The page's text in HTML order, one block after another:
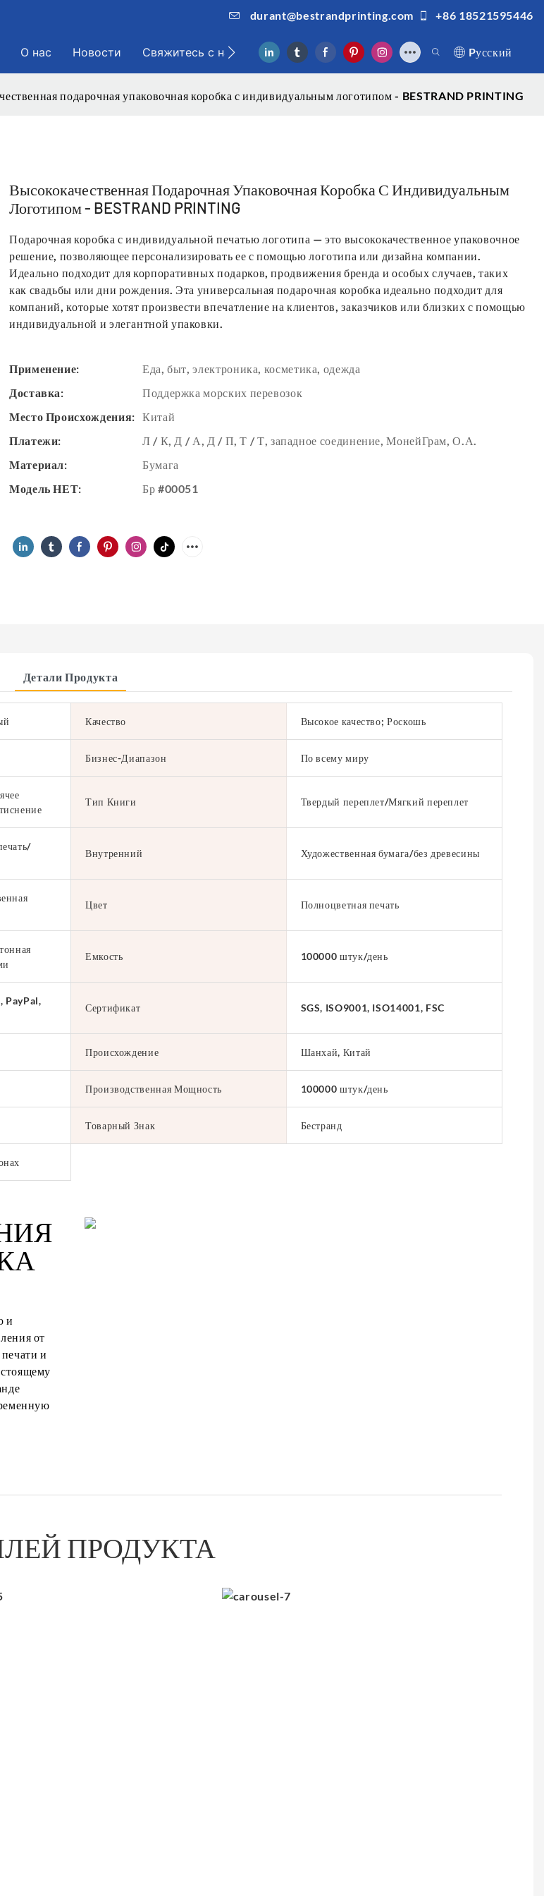
durant@bestrandprinting.com +86 18521595446
О нас Новости Свяжитесь с нами Pусский
подарочная упаковочная коробка с индивидуальным логотипом - BESTRAND PRINTING
Высококачественная Подарочная Упаковочная Коробка С Индивидуальным
Логотипом - BESTRAND PRINTING
Подарочная коробка с индивидуальной печатью логотипа — это высококачественное упаковочное
решение, позволяющее персонализировать ее с помощью логотипа или дизайна компании.
Идеально подходит для корпоративных подарков, продвижения бренда и особых случаев, таких
как свадьбы или дни рождения. Эта универсальная подарочная коробка идеально подходит для
компаний, которые хотят произвести впечатление на клиентов, заказчиков или близких с помощью
индивидуальной и элегантной упаковки.
Применение:
Еда, быт, электроника, косметика, одежда
Доставка:
Поддержка морских перевозок
Место Происхождения: Китай
Платежи:
Л / К, Д / А, Д / П, Т / Т, западное соединение, МонейГрам, О.А.
Материал:
Бумага
Модель НЕТ:
Бр #00051
Детали Продукта
Качество Высокое качество; Роскошь
Бизнес-Диапазон По всему миру
Тип Книги Твердый переплет/Мягкий переплет
Внутренний Художественная бумага/без древесины
Цвет Полноцветная печать
Емкость 100000 штук/день
PayPal,
Сертификат SGS, ISO9001, ISO14001, FSC
Происхождение Шанхай, Китай
Производственная Мощность 100000 штук/день
Товарный Знак Бестранд
и
от
и
ПРОДУКТА